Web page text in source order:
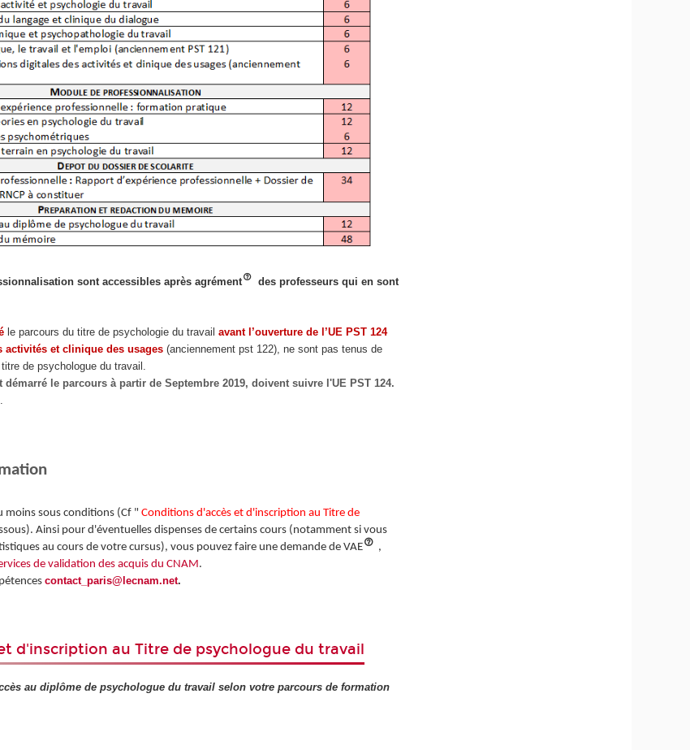
sont accessibles après agrément
des professeurs qui en sont
le parcours du titre de psychologie du travailavant l’ouverture de l’UE PST 124
activités et clinique des usages (anciennement pst 122), ne sont pas tenus de
de psychologue du travail.
le parcours à partir de Septembre 2019, doivent suivre l'UE PST 124.
moins sous conditions (Cf "Conditions d'accès et d'inscription au Titre de
Ainsi pour d'éventuelles dispenses de certains cours (notamment si vous
au cours de votre cursus), vous pouvez faire une demande de VAE
,
de validation des acquis du CNAM .
contact_paris@lecnam.net.
d'inscription au Titre de psychologue du travail
au diplôme de psychologue du travail selon votre parcours de formation